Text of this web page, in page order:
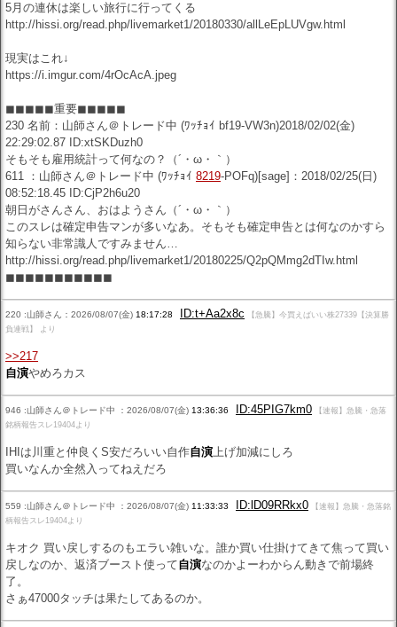
5月の連休は楽しい旅行に行ってくる
http://hissi.org/read.php/livemarket1/20180330/allLeEpLUVgw.html
現実はこれ↓
https://i.imgur.com/4rOcAcA.jpeg
◼◼◼◼◼重要◼◼◼◼◼
230 名前：山師さん＠トレード中 (ﾜｯﾁｮｲ bf19-VW3n)2018/02/02(金)
22:29:02.87 ID:xtSKDuzh0
そもそも雇用統計って何なの？（´・ω・｀）
611 ：山師さん＠トレード中 (ﾜｯﾁｮｲ 8219-POFq)[sage]：2018/02/25(日)
08:52:18.45 ID:CjP2h6u20
朝日がさんさん、おはようさん（´・ω・｀）
このスレは確定申告マンが多いなあ。そもそも確定申告とは何なのかすら
知らない非常識人ですみません…
http://hissi.org/read.php/livemarket1/20180225/Q2pQMmg2dTIw.html
◼◼◼◼◼◼◼◼◼◼◼
220 :山師さん：2026/08/07(金) 18:17:28 ID:t+Aa2x8c
【急騰】今買えばいい株27339【決算勝
負連戦】 より
>>217
自演やめろカス
946 :山師さん＠トレード中 ：2026/08/07(金) 13:36:36 ID:45PIG7km0
【速報】急騰・急落
銘柄報告スレ19404より
IHIは川重と仲良くS安だろいい自作自演上げ加減にしろ
買いなんか全然入ってねえだろ
559 :山師さん＠トレード中 ：2026/08/07(金) 11:33:33 ID:lD09RRkx0
【速報】急騰・急落銘
柄報告スレ19404より
キオク 買い戻しするのもエラい雑いな。誰か買い仕掛けてきて焦って買い
戻しなのか、返済ブースト使って自演なのかよーわからん動きで前場終
了。
さぁ47000タッチは果たしてあるのか。